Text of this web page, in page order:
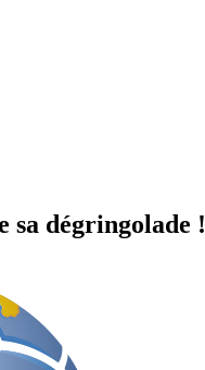
sa dégringolade !